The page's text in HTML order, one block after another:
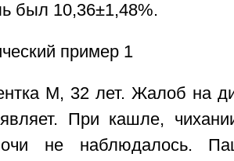
был 10,36±1,48%.
пример 1
М, 32 лет. Жалоб на
При кашле,
не наблюдалось.